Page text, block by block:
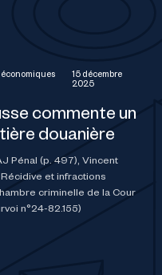
commente un
douanière
Pénal (p. 497), Vincent
et infractions
criminelle de la Cour
n°24-82.155)
15 décembre
2025